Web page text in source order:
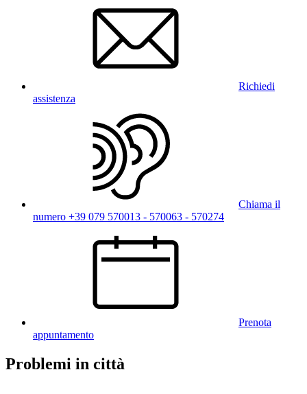
Richiedi
assistenza
Chiama il
numero +39 079 570013 - 570063 - 570274
Prenota
appuntamento
Problemi in città